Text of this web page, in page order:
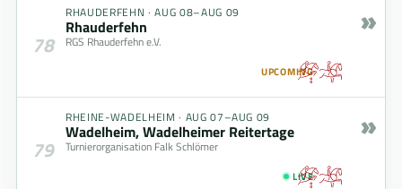
78
RHAUDERFEHN ·AUG 08–AUG 09
Rhauderfehn
RGS Rhauderfehn e.V.
UPCOMING
»
79
RHEINE-WADELHEIM · AUG 07–AUG 09
Wadelheim, Wadelheimer Reitertage
Turnierorganisation Falk Schlömer
LIVE
»